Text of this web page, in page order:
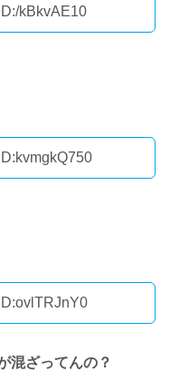
ID:/kBkvAE10
ID:kvmgkQ750
ID:ovlTRJnY0
混ざってんの？